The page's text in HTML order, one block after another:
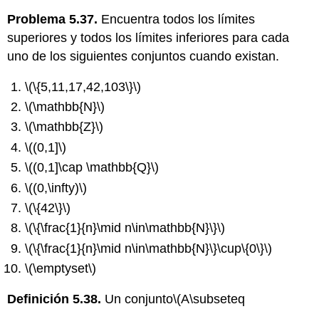
Problema 5.37. Encuentra todos los límites
superiores y todos los límites inferiores para cada
uno de los siguientes conjuntos cuando existan.
\(\{5,11,17,42,103\}\)
\(\mathbb{N}\)
\(\mathbb{Z}\)
\((0,1]\)
\((0,1]\cap \mathbb{Q}\)
\((0,\infty)\)
\(\{42\}\)
\(\{\frac{1}{n}\mid n\in\mathbb{N}\}\)
\(\{\frac{1}{n}\mid n\in\mathbb{N}\}\cup\{0\}\)
\(\emptyset\)
Definición 5.38. Un conjunto\(A\subseteq